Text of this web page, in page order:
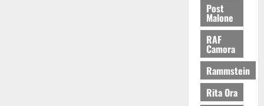
Post
Malone
RAF
Camora
Rammstein
Rita Ora